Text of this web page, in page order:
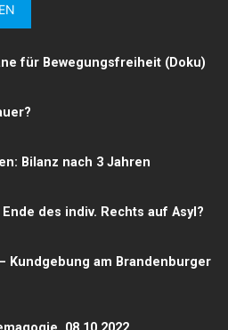
für Bewegungsfreiheit (Doku)
Bilanz nach 3 Jahren
des indiv. Rechts auf Asyl?
Kundgebung am Brandenburger